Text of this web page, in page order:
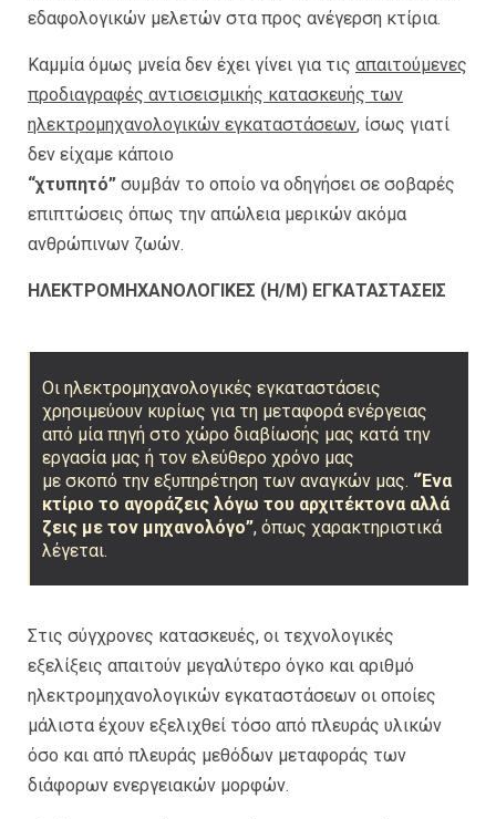
εδαφολογικών μελετών στα προς ανέγερση κτίρια.
Καμμία όμως μνεία δεν έχει γίνει για τις απαιτούμενες
προδιαγραφές αντισεισμικής κατασκευής των
ηλεκτρομηχανολογικών εγκαταστάσεων, ίσως γιατί
δεν είχαμε κάποιο
“χτυπητό” συμβάν το οποίο να οδηγήσει σε σοβαρές
επιπτώσεις όπως την απώλεια μερικών ακόμα
ανθρώπινων ζωών.
ΗΛΕΚΤΡΟΜΗΧΑΝΟΛΟΓΙΚΕΣ (Η/Μ) ΕΓΚΑΤΑΣΤΑΣΕΙΣ
Οι ηλεκτρομηχανολογικές εγκαταστάσεις
χρησιμεύουν κυρίως για τη μεταφορά ενέργειας
από μία πηγή στο χώρο διαβίωσής μας κατά την
εργασία μας ή τον ελεύθερο χρόνο μας
με σκοπό την εξυπηρέτηση των αναγκών μας. “Ένα
κτίριο το αγοράζεις λόγω του αρχιτέκτονα αλλά
ζεις με τον μηχανολόγο”, όπως χαρακτηριστικά
λέγεται.
Στις σύγχρονες κατασκευές, οι τεχνολογικές
εξελίξεις απαιτούν μεγαλύτερο όγκο και αριθμό
ηλεκτρομηχανολογικών εγκαταστάσεων οι οποίες
μάλιστα έχουν εξελιχθεί τόσο από πλευράς υλικών
όσο και από πλευράς μεθόδων μεταφοράς των
διάφορων ενεργειακών μορφών.